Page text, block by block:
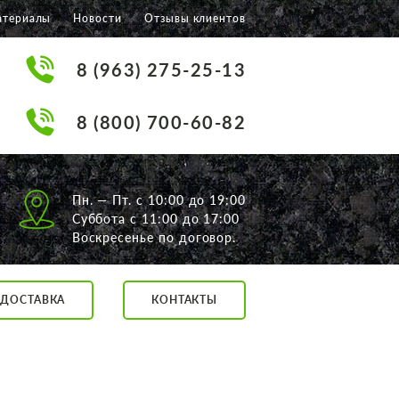
Новости Отзывы клиентов
8 (963) 275-25-13
8 (800) 700-60-82
Пн. — Пт. с 10:00 до 19:00
Суббота с 11:00 до 17:00
Воскресенье по договор.
ДОСТАВКА КОНТАКТЫ